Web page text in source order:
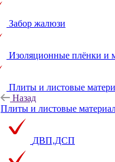
Забор жалюзи
Изоляционные плёнки и
Плиты и листовые
Назад
Плиты и листовые
ДВП,ДСП